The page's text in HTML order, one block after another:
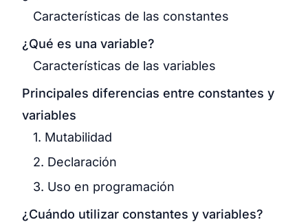
Características de las constantes
¿Qué es una variable?
Características de las variables
Principales diferencias entre constantes y
variables
1. Mutabilidad
2. Declaración
3. Uso en programación
¿Cuándo utilizar constantes y variables?